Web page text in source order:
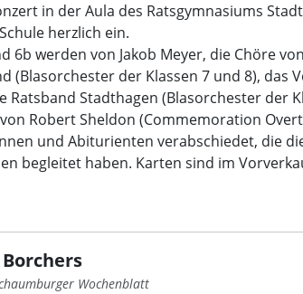
in der Aula des Ratsgymnasiums
herzlich ein.
6b werden von Jakob Meyer, die Chöre
(Blasorchester der Klassen 7 und 8),
Ratsband Stadthagen (Blasorchester
Robert Sheldon (Commemoration
und Abiturienten verabschiedet, die
begleitet haben. Karten sind im
Wochenblatt